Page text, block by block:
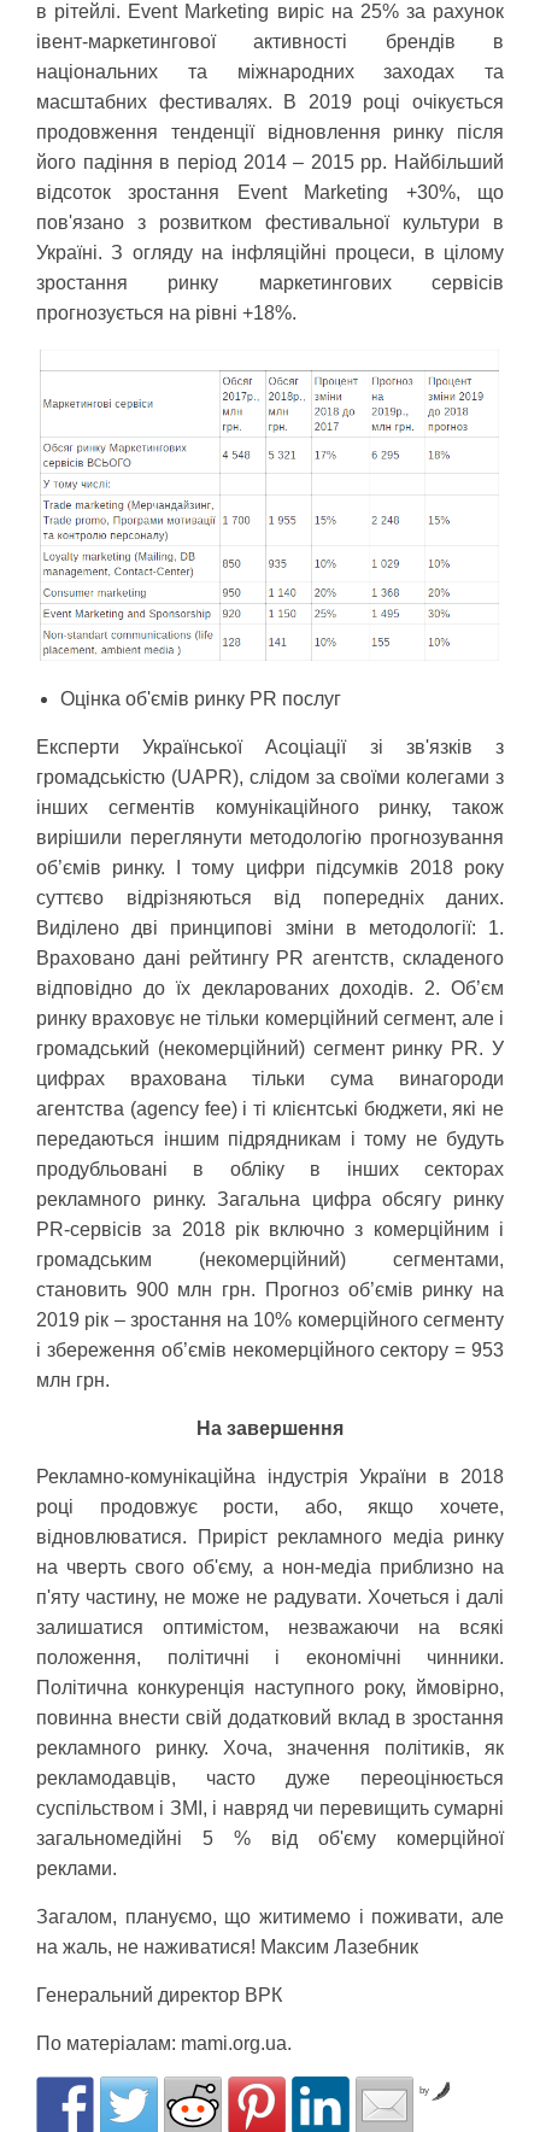
в рітейлі. Event Marketing виріс на 25% за рахунок
івент-маркетингової активності брендів в
національних та міжнародних заходах та
масштабних фестивалях. В 2019 році очікується
продовження тенденції відновлення ринку після
його падіння в період 2014 – 2015 рр. Найбільший
відсоток зростання Event Marketing +30%, що
пов'язано з розвитком фестивальної культури в
Україні. З огляду на інфляційні процеси, в цілому
зростання ринку маркетингових сервісів
прогнозується на рівні +18%.
Оцінка об'ємів ринку PR послуг
Експерти Української Асоціації зі зв'язків з
громадськістю (UAPR), слідом за своїми колегами з
інших сегментів комунікаційного ринку, також
вирішили переглянути методологію прогнозування
об’ємів ринку. І тому цифри підсумків 2018 року
суттєво відрізняються від попередніх даних.
Виділено дві принципові зміни в методології: 1.
Враховано дані рейтингу PR агентств, складеного
відповідно до їх декларованих доходів. 2. Об’єм
ринку враховує не тільки комерційний сегмент, але і
громадський (некомерційний) сегмент ринку PR. У
цифрах врахована тільки сума винагороди
агентства (agency fee) і ті клієнтські бюджети, які не
передаються іншим підрядникам і тому не будуть
продубльовані в обліку в інших секторах
рекламного ринку. Загальна цифра обсягу ринку
PR-сервісів за 2018 рік включно з комерційним і
громадським (некомерційний) сегментами,
становить 900 млн грн. Прогноз об’ємів ринку на
2019 рік – зростання на 10% комерційного сегменту
і збереження об’ємів некомерційного сектору = 953
млн грн.
На завершення
Рекламно-комунікаційна індустрія України в 2018
році продовжує рости, або, якщо хочете,
відновлюватися. Приріст рекламного медіа ринку
на чверть свого об'єму, а нон-медіа приблизно на
п'яту частину, не може не радувати. Хочеться і далі
залишатися оптимістом, незважаючи на всякі
положення, політичні і економічні чинники.
Політична конкуренція наступного року, ймовірно,
повинна внести свій додатковий вклад в зростання
рекламного ринку. Хоча, значення політиків, як
рекламодавців, часто дуже переоцінюється
суспільством і ЗМІ, і навряд чи перевищить сумарні
загальномедійні 5 % від об'єму комерційної
реклами.
Загалом, плануємо, що житимемо і поживати, але
на жаль, не наживатися! Максим Лазебник
Генеральний директор ВРК
По матеріалам: mami.org.ua.
by